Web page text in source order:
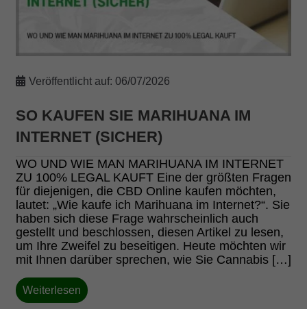
Veröffentlicht auf: 06/07/2026
SO KAUFEN SIE MARIHUANA IM
INTERNET (SICHER)
WO UND WIE MAN MARIHUANA IM INTERNET
ZU 100% LEGAL KAUFT Eine der größten Fragen
für diejenigen, die CBD Online kaufen möchten,
lautet: „Wie kaufe ich Marihuana im Internet?“. Sie
haben sich diese Frage wahrscheinlich auch
gestellt und beschlossen, diesen Artikel zu lesen,
um Ihre Zweifel zu beseitigen. Heute möchten wir
mit Ihnen darüber sprechen, wie Sie Cannabis […]
Weiterlesen